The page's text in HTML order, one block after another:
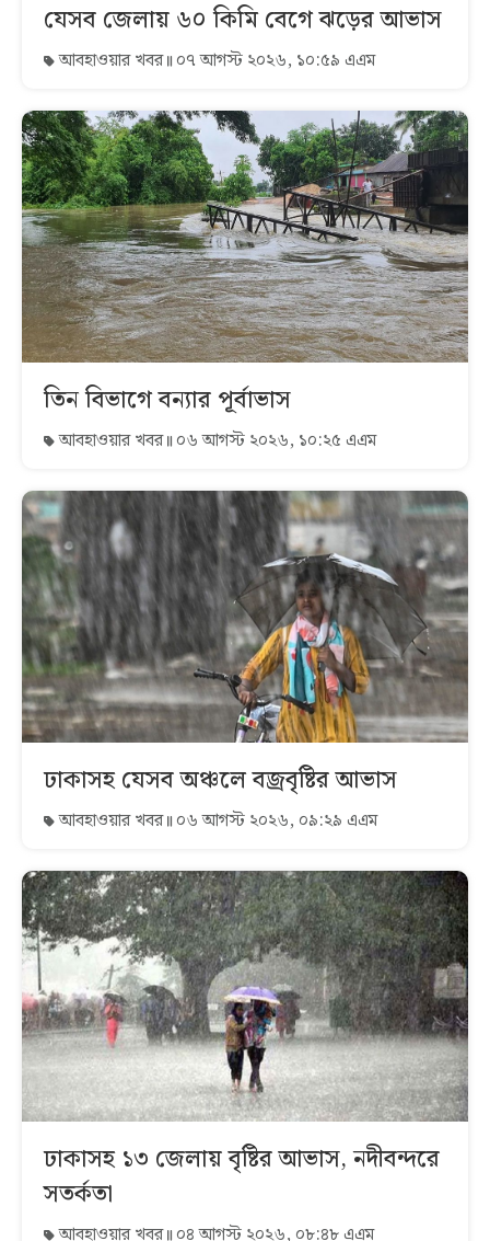
যেসব জেলায় ৬০ কিমি বেগে ঝড়ের আভাস
আবহাওয়ার খবর ০৭ আগস্ট ২০২৬, ১০:৫৯ এএম
তিন বিভাগে বন্যার পূর্বাভাস
আবহাওয়ার খবর ০৬ আগস্ট ২০২৬, ১০:২৫ এএম
ঢাকাসহ যেসব অঞ্চলে বজ্রবৃষ্টির আভাস
আবহাওয়ার খবর ০৬ আগস্ট ২০২৬, ০৯:২৯ এএম
ঢাকাসহ ১৩ জেলায় বৃষ্টির আভাস, নদীবন্দরে
সতর্কতা
আবহাওয়ার খবর ০৪ আগস্ট ২০২৬, ০৮:৪৮ এএম